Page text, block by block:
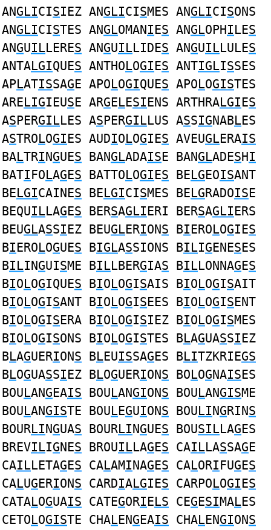
ANGLICISIEZ ANGLICISMES ANGLICISONS
ANGLICISTES ANGLOMANIES ANGLOPHILES
ANGUILLERES ANGUILLIDES ANGUILLULES
ANTALGIQUES ANTHOLOGIES ANTIGLISSES
APLATISSAGE APOLOGIQUES APOLOGISTES
ARELIGIEUSE ARGELESIENS ARTHRALGIES
ASPERGILLES ASPERGILLUS ASSIGNABLES
ASTROLOGIES AUDIOLOGIES AVEUGLERAIS
BALTRINGUES BANGLADAISE BANGLADESHI
BATIFOLAGES BATTOLOGIES BELGEOISANT
BELGICAINES BELGICISMES BELGRADOISE
BEQUILLAGES BERSAGLIERI BERSAGLIERS
BEUGLASSIEZ BEUGLERIONS BIEROLOGIES
BIEROLOGUES BIGLASSIONS BILIGENESES
BILINGUISME BILLBERGIAS BILLONNAGES
BIOLOGIQUES BIOLOGISAIS BIOLOGISAIT
BIOLOGISANT BIOLOGISEES BIOLOGISENT
BIOLOGISERA BIOLOGISIEZ BIOLOGISMES
BIOLOGISONS BIOLOGISTES BLAGUASSIEZ
BLAGUERIONS BLEUISSAGES BLITZKRIEGS
BLOGUASSIEZ BLOGUERIONS BOLOGNAISES
BOULANGEAIS BOULANGIONS BOULANGISME
BOULANGISTE BOULEGUIONS BOULINGRINS
BOURLINGUAS BOURLINGUES BOUSILLAGES
BREVILIGNES BROUILLAGES CAILLASSAGE
CAILLETAGES CALAMINAGES CALORIFUGES
CALUGERIONS CARDIALGIES CARPOLOGIES
CATALOGUAIS CATEGORIELS CEGESIMALES
CETOLOGISTE CHALENGEAIS CHALENGIONS